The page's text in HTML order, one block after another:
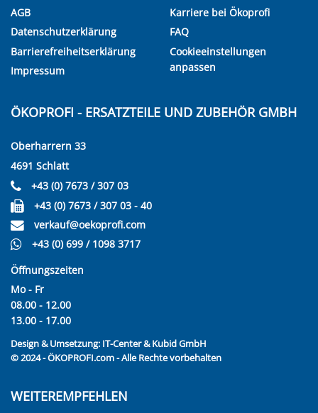
AGB
Datenschutzerklärung
Barrierefreiheitserklärung
Impressum
Karriere bei Ökoprofi
FAQ
Cookieeinstellungen
anpassen
ÖKOPROFI - ERSATZTEILE UND ZUBEHÖR GMBH
Oberharrern 33
4691 Schlatt
+43 (0) 7673 / 307 03
+43 (0) 7673 / 307 03 - 40
verkauf@oekoprofi.com
+43 (0) 699 / 1098 3717
Öffnungszeiten
Mo - Fr
08.00 - 12.00
13.00 - 17.00
Design & Umsetzung: IT-Center & Kubid GmbH
© 2024 - ÖKOPROFI.com - Alle Rechte vorbehalten
WEITEREMPFEHLEN